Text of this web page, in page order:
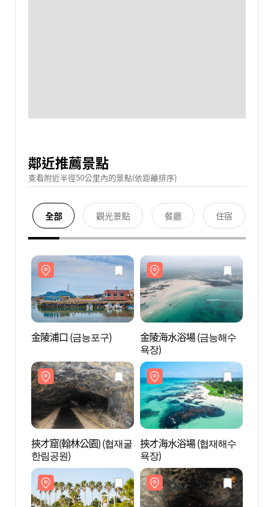
鄰近推薦景點
查看附近半徑50公里內的景點(依距離排序)
全部 觀光景點 餐廳 住宿
金陵浦口 (금능포구)
金陵海水浴場 (금능해수
욕장)
挾才窟(翰林公園) (협재굴
한림공원)
挾才海水浴場 (협재해수
욕장)